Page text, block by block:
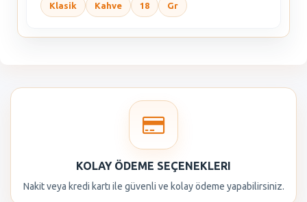
Klasik Kahve 18 Gr
KOLAY ÖDEME SEÇENEKLERI
Nakit veya kredi kartı ile güvenli ve kolay ödeme yapabilirsiniz.